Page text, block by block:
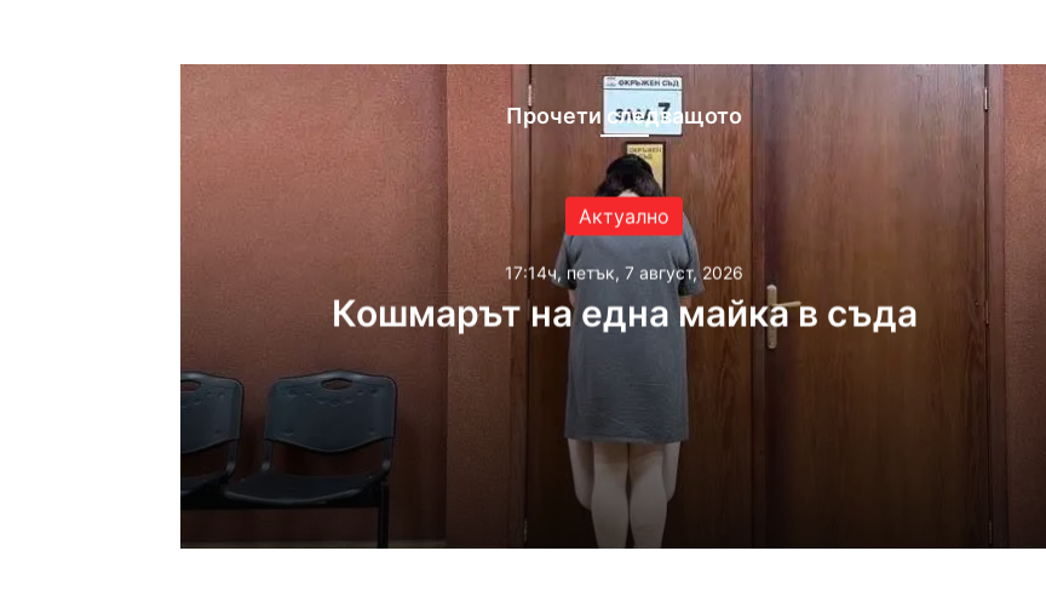
Прочети следващото
Актуално
17:14ч, петък, 7 август, 2026
Кошмарът на една майка в съда
17:14ч, петък, 7 август, 2026
Кошмарът на една майка в съда